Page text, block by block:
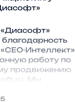
Интеллект»
работу по
продвижению
Мы
ряду ключевых